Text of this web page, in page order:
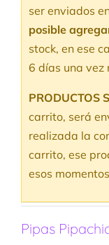
ser enviados
posible
stock, en ese
6 días una vez
PRODUCTOS
carrito, será
realizada la
carrito, ese
esos
Pipas